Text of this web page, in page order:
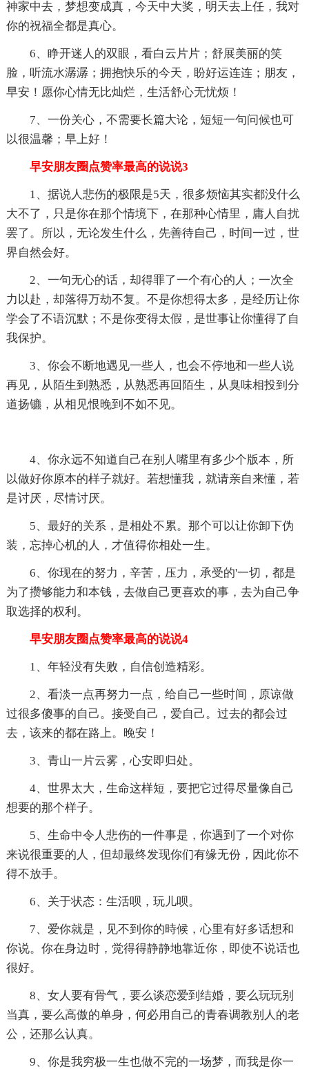
神家中去，梦想变成真，今天中大奖，明天去上任，我对
你的祝福全都是真心。
6、睁开迷人的双眼，看白云片片；舒展美丽的笑
脸，听流水潺潺；拥抱快乐的今天，盼好运连连；朋友，
早安！愿你心情无比灿烂，生活舒心无忧烦！
7、一份关心，不需要长篇大论，短短一句问候也可
以很温馨；早上好！
早安朋友圈点赞率最高的说说3
1、据说人悲伤的极限是5天，很多烦恼其实都没什么
大不了，只是你在那个情境下，在那种心情里，庸人自扰
罢了。所以，无论发生什么，先善待自己，时间一过，世
界自然会好。
2、一句无心的话，却得罪了一个有心的人；一次全
力以赴，却落得万劫不复。不是你想得太多，是经历让你
学会了不语沉默；不是你变得太假，是世事让你懂得了自
我保护。
3、你会不断地遇见一些人，也会不停地和一些人说
再见，从陌生到熟悉，从熟悉再回陌生，从臭味相投到分
道扬镳，从相见恨晚到不如不见。
4、你永远不知道自己在别人嘴里有多少个版本，所
以做好你原本的样子就好。若想懂我，就请亲自来懂，若
是讨厌，尽情讨厌。
5、最好的关系，是相处不累。那个可以让你卸下伪
装，忘掉心机的人，才值得你相处一生。
6、你现在的努力，辛苦，压力，承受的'一切，都是
为了攒够能力和本钱，去做自己更喜欢的事，去为自己争
取选择的权利。
早安朋友圈点赞率最高的说说4
1、年轻没有失败，自信创造精彩。
2、看淡一点再努力一点，给自己一些时间，原谅做
过很多傻事的自己。接受自己，爱自己。过去的都会过
去，该来的都在路上。晚安！
3、青山一片云雾，心安即归处。
4、世界太大，生命这样短，要把它过得尽量像自己
想要的那个样子。
5、生命中令人悲伤的一件事是，你遇到了一个对你
来说很重要的人，但却最终发现你们有缘无份，因此你不
得不放手。
6、关于状态：生活呗，玩儿呗。
7、爱你就是，见不到你的時候，心里有好多话想和
你说。你在身边时，觉得得静静地靠近你，即使不说话也
很好。
8、女人要有骨气，要么谈恋爱到结婚，要么玩玩别
当真，要么高傲的单身，何必用自己的青春调教别人的老
公，还那么认真。
9、你是我穷极一生也做不完的一场梦，而我是你一